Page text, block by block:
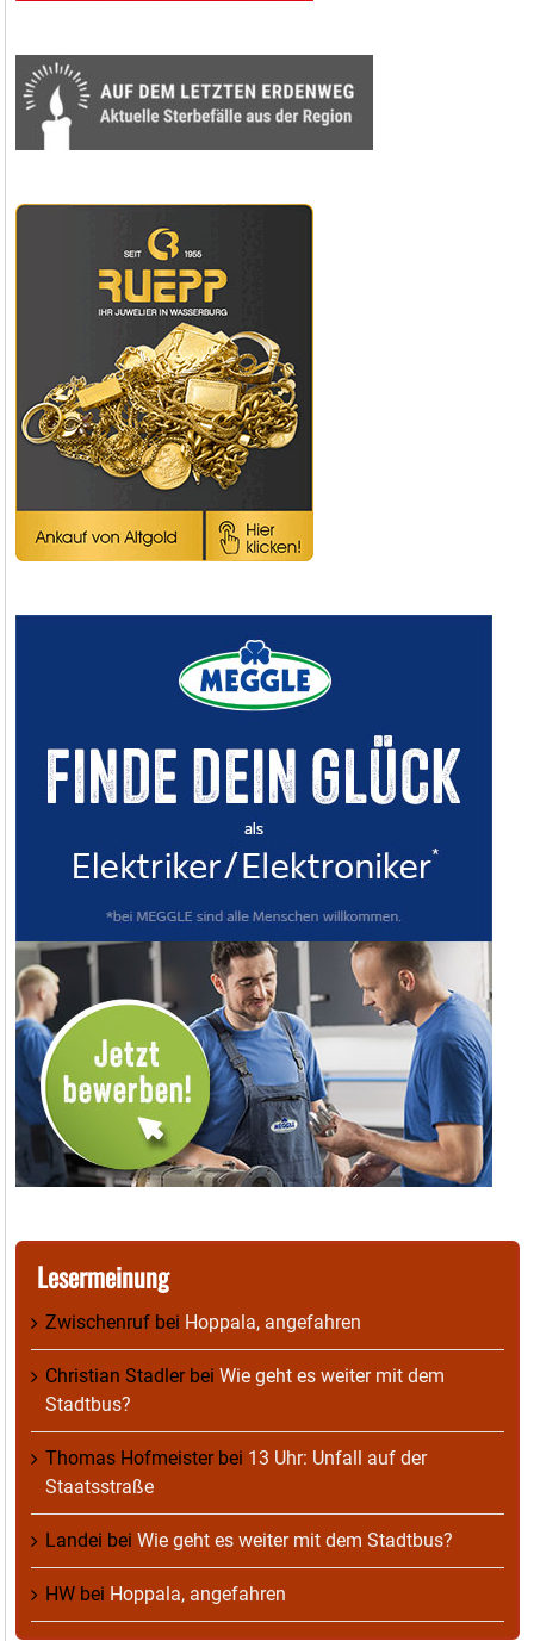
Lesermeinung
Zwischenruf bei Hoppala, angefahren
Christian Stadlerbei Wie geht es weiter mit dem
Stadtbus?
Thomas Hofmeisterbei 13 Uhr: Unfall auf der
Staatsstraße
Landei bei Wie geht es weiter mit dem Stadtbus?
HW bei Hoppala, angefahren